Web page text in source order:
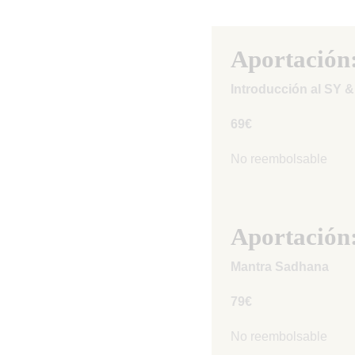
Aportación:
Introducción al SY
69€
No reembolsable
Aportación:
Mantra Sadhana
79€
No reembolsable